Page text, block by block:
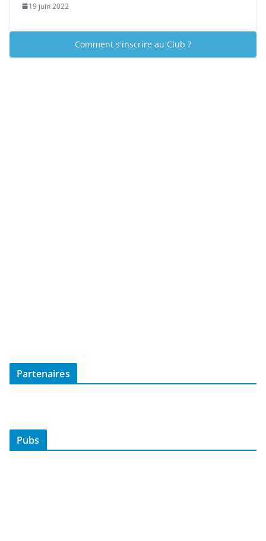
19 juin 2022
Comment s'inscrire au Club ?
Partenaires
Pubs